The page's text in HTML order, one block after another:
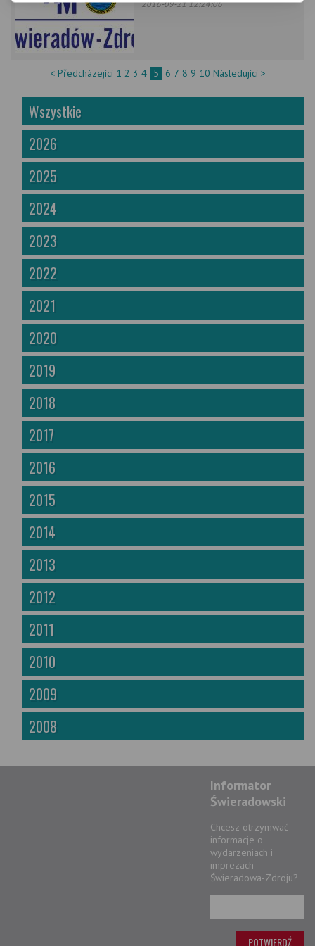
2016-09-21 12:24:06
< Předcházející 1 2 3 4 5 6 7 8 9 10 Následující >
Wszystkie
2026
2025
2024
2023
2022
2021
2020
2019
2018
2017
2016
2015
2014
2013
2012
2011
2010
2009
2008
Informator
Świeradowski
Chcesz otrzymwać
informacje o
wydarzeniach i
imprezach
Świeradowa-Zdroju?